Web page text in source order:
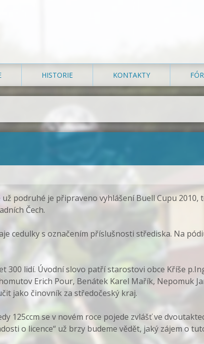
HISTORIE KONTAKTY
podruhé je připraveno vyhlášení Buell Cupu 2010,
Čech.
cedulky s označením příslušnosti střediska. Na
lidí. Úvodní slovo patří starostovi obce Kříše
Erich Pour, Benátek Karel Mařík, Nepomuk
jako činovník za středočeský kraj.
125ccm se v novém roce pojede zvlášť ve
o licence“ už brzy budeme vědět, jaký zájem o